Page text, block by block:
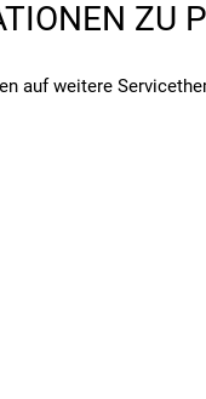
und den
ZU
auf weitere